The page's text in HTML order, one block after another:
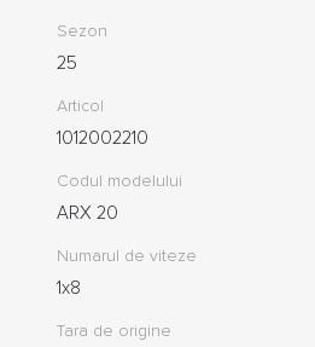
Sezon
25
Articol
1012002210
Codul modelului
ARX 20
Numarul de viteze
1x8
Tara de origine